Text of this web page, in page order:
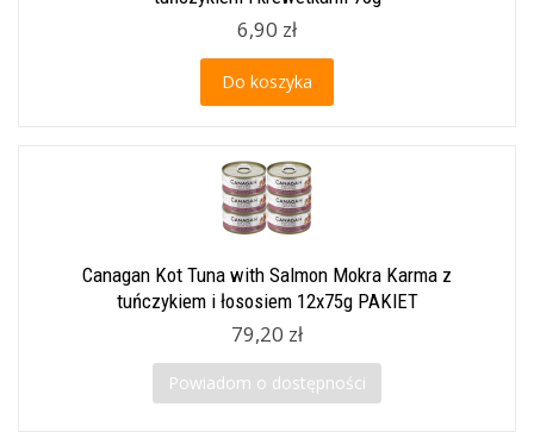
6,90 zł
Do koszyka
Canagan Kot Tuna with Salmon Mokra Karma z
tuńczykiem i łososiem 12x75g PAKIET
79,20 zł
Powiadom o dostępności